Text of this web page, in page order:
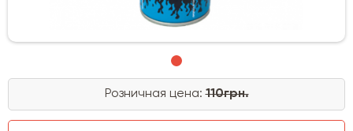
Розничная цена:110грн.